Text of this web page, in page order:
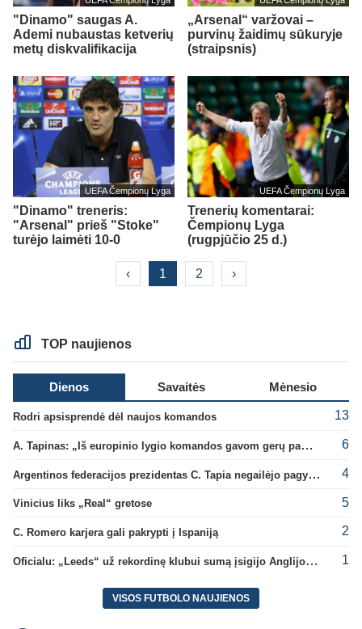
"Dinamo" saugas A.
Ademi nubaustas ketverių
metų diskvalifikacija
„Arsenal“ varžovai –
purvinų žaidimų sūkuryje
(straipsnis)
UEFA Čempionų Lyga
"Dinamo" treneris:
"Arsenal" prieš "Stoke"
turėjo laimėti 10-0
UEFA Čempionų Lyga
Trenerių komentarai:
Čempionų Lyga
(rugpjūčio 25 d.)
‹ 1 2 ›
TOP naujienos
Dienos Savaitės Mėnesio
Rodri apsisprendė dėl naujos komandos 13
A. Tapinas: „Iš europinio lygio komandos gavom gerų pamokų“ 6
Argentinos federacijos prezidentas C. Tapia negailėjo pagyrų G. Infantino 4
Vinicius liks „Real“ gretose 5
C. Romero karjera gali pakrypti į Ispaniją 2
Oficialu: „Leeds“ už rekordinę klubui sumą įsigijo Anglijos rinktinės vartininką 1
VISOS FUTBOLO NAUJIENOS